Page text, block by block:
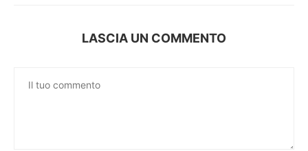
LASCIA UN COMMENTO